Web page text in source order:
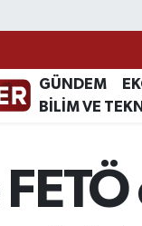
GÜNDEM
BİLİM VE